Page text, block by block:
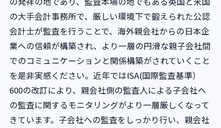
の大手会計事務所で、厳しい環境下で鍛えられた公認
会計士が監査を行うことで、海外親会社からの日本企
業への信頼が構築され、より一層の円滑な親子会社間
でのコミュニケーションと関係構築がされていくこと
を是非実感ください。近年ではISA(国際監査基準）
600の改訂により、親会社側の監査人による子会社へ
の監査に関するモニタリングがより一層厳しくなって
きています。子会社への監査をしっかり行い、親会社